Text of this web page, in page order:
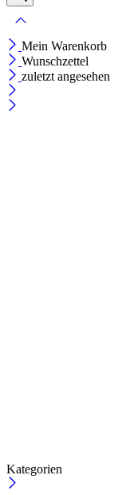
Mein Warenkorb
Wunschzettel
zuletzt angesehen
Kategorien